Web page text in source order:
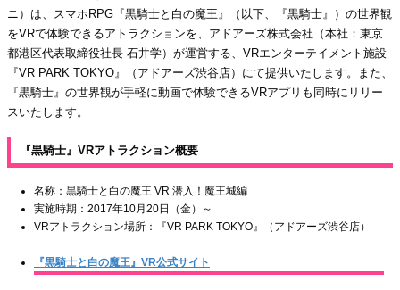
ニ）は、スマホRPG『黒騎士と白の魔王』（以下、『黒騎士』）の世界観
をVRで体験できるアトラクションを、アドアーズ株式会社（本社：東京
都港区代表取締役社長 石井学）が運営する、VRエンターテイメント施設
『VR PARK TOKYO』（アドアーズ渋谷店）にて提供いたします。また、
『黒騎士』の世界観が手軽に動画で体験できるVRアプリも同時にリリー
スいたします。
『黒騎士』VRアトラクション概要
名称：黒騎士と白の魔王 VR 潜入！魔王城編
実施時期：2017年10月20日（金）～
VRアトラクション場所：『VR PARK TOKYO』（アドアーズ渋谷店）
『黒騎士と白の魔王』VR公式サイト